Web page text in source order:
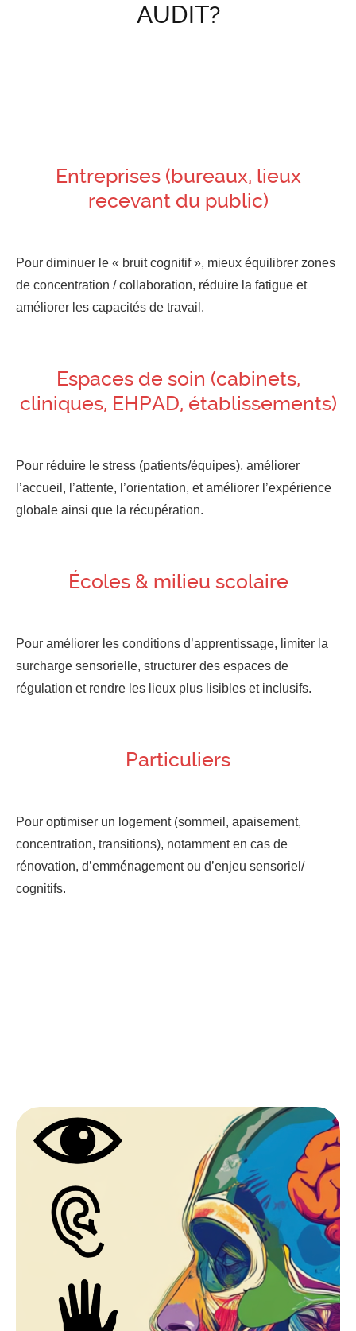
AUDIT?
Entreprises (bureaux, lieux
recevant du public)
Pour diminuer le « bruit cognitif », mieux équilibrer zones
de concentration / collaboration, réduire la fatigue et
améliorer les capacités de travail.
Espaces de soin (cabinets,
cliniques, EHPAD, établissements)
Pour réduire le stress (patients/équipes), améliorer
l’accueil, l’attente, l’orientation, et améliorer l’expérience
globale ainsi que la récupération.
Écoles & milieu scolaire
Pour améliorer les conditions d’apprentissage, limiter la
surcharge sensorielle, structurer des espaces de
régulation et rendre les lieux plus lisibles et inclusifs.
Particuliers
Pour optimiser un logement (sommeil, apaisement,
concentration, transitions), notamment en cas de
rénovation, d’emménagement ou d’enjeu sensoriel/
cognitifs.